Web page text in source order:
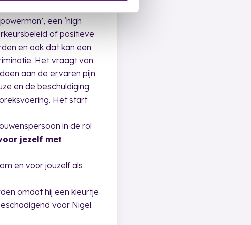
een ‘high
of positieve
en ook dat kan een
Het vraagt van
aan de ervaren pijn
en de beschuldiging
Het start
in de rol
jezelf met
en voor jouzelf als
omdat hij een kleurtje
voor Nigel.